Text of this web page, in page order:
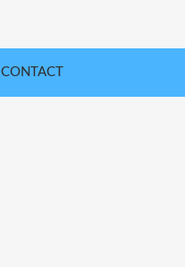
CONTACT